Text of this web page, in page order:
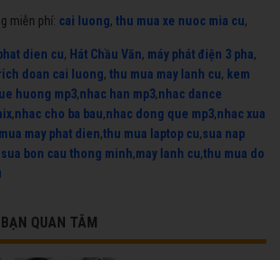
miễn phí: cai luong, thu mua xe nuoc mia cu,
dien cu, Hát Chầu Văn, máy phát điện 3 pha,
doan cai luong, thu mua may lanh cu, kem
huong mp3,nhac han mp3,nhac dance
,nhac cho ba bau,nhac dong que mp3,nhac xua
may phat dien,thu mua laptop cu,sua nap
sua bon cau thong minh,may lanh cu,thu mua do
QUAN TÂM